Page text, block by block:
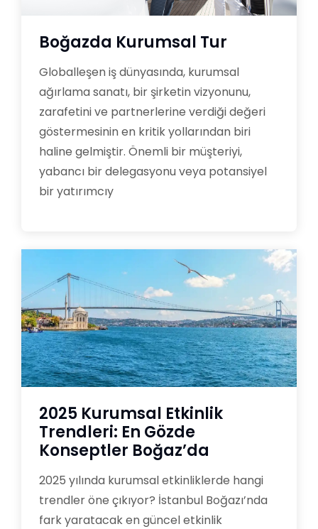
Boğazda Kurumsal Tur
Globalleşen iş dünyasında, kurumsal
ağırlama sanatı, bir şirketin vizyonunu,
zarafetini ve partnerlerine verdiği değeri
göstermesinin en kritik yollarından biri
haline gelmiştir. Önemli bir müşteriyi,
yabancı bir delegasyonu veya potansiyel
bir yatırımcıy
2025 Kurumsal Etkinlik
Trendleri: En Gözde
Konseptler Boğaz’da
2025 yılında kurumsal etkinliklerde hangi
trendler öne çıkıyor? İstanbul Boğazı’nda
fark yaratacak en güncel etkinlik